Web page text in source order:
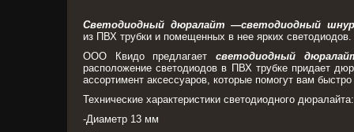
Светодиодный дюралайт —светодиодный шнур
из ПВХ трубки и помещенных в нее ярких светодиодов.
ООО Квидо предлагает светодиодный
расположение светодиодов в ПВХ трубке придает
ассортимент аксессуаров, которые помогут вам
Технические характеристики светодиодного дюралайта:
-Диаметр 13 мм